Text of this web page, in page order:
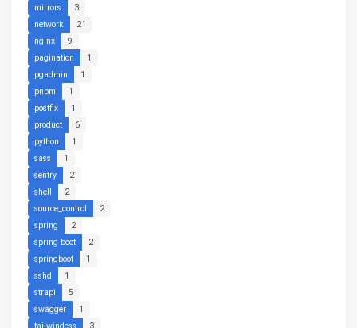
mirrors
3
network
21
nginx
9
pagination
1
pgadmin
1
pnpm
1
postfix
1
product
6
python
1
sass
1
sentry
2
shell
2
source_control
2
spring
2
spring boot
2
springboot
1
sshd
1
strapi
5
swagger
1